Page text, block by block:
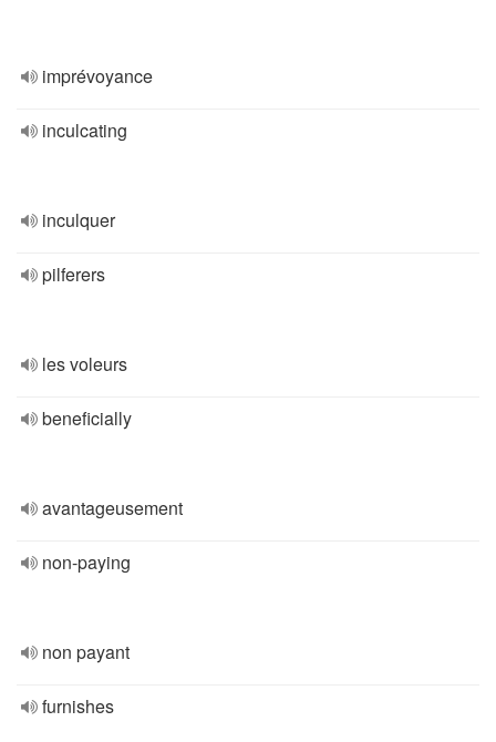
imprévoyance
inculcating
inculquer
pilferers
les voleurs
beneficially
avantageusement
non-paying
non payant
furnishes